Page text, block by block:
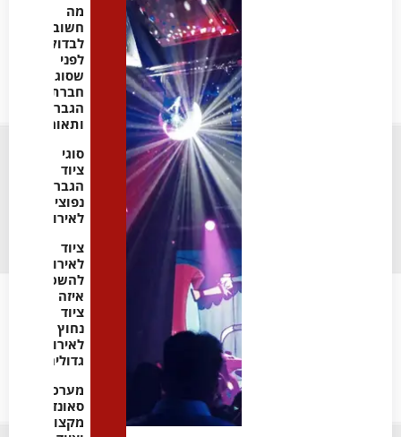
מה
חשוב
לבדוק
לפני
שסוגרים
חברת
הגברה
ותאורה
סוגי
ציוד
הגברה
נפוצים
לאירועים
ציוד
לאירועים
להשכרה:
איזה
ציוד
נחוץ
לאירועים
גדולים
מערכות
סאונד
מקצועיות